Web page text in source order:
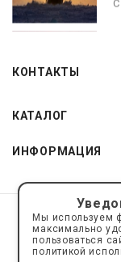
КОНТАКТЫ
КАТАЛОГ
ИНФОРМАЦИЯ
© 2019—2026
Политика
Мы используем
максимально
пользоваться
политикой